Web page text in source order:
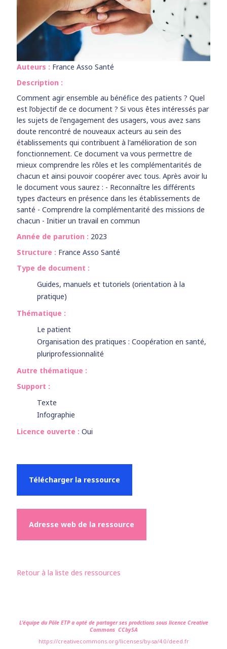
Auteurs : France Asso Santé
Description :
Comment agir ensemble au bénéfice des patients ? Quel
est l’objectif de ce document ? Si vous êtes intéressés par
les sujets de l'engagement des usagers, vous avez sans
doute rencontré de nouveaux acteurs au sein des
établissements qui contribuent à l'amélioration de son
fonctionnement. Ce document va vous permettre de
mieux comprendre les rôles et les complémentarités de
chacun et ainsi pouvoir coopérer avec tous. Après avoir lu
le document vous saurez : - Reconnaître les différents
types d’acteurs en présence dans les établissements de
santé - Comprendre la complémentarité des missions de
chacun - Initier un travail en commun
Année de parution : 2023
Structure : France Asso Santé
Type de document :
Guides, manuels et tutoriels (orientation à la
pratique)
Thématique :
Le patient
Organisation des pratiques : Coopération en santé,
pluriprofessionnalité
Autre thématique :
Support :
Texte
Infographie
Licence ouverte : Oui
Télécharger la ressource
Adresse web de la ressource
Retour à la liste des ressources
L'équipe du Pôle ETP a opté de partager ses prodctions sous licence Creative
Commons CCbySA
https://creativecommons.org/licenses/by-sa/4.0/deed.fr